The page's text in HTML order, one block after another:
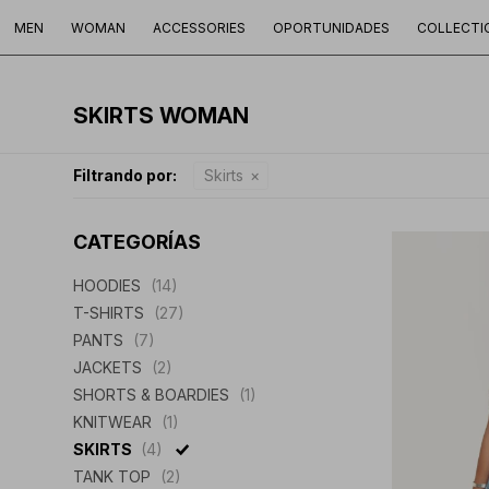
MEN WOMAN ACCESSORIES OPORTUNIDADES
SKIRTS WOMAN
Filtrando por: Skirts
CATEGORÍAS
HOODIES
(14)
T-SHIRTS
(27)
PANTS
(7)
JACKETS
(2)
SHORTS & BOARDIES
(1)
KNITWEAR
(1)
SKIRTS
(4)
TANK TOP
(2)